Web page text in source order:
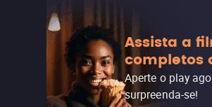
Assista a
completos
Aperte o play
surpreenda-se!